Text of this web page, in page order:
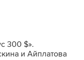
300 $».
и Айплатова